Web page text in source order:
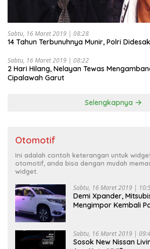
Sabtu, 16 Maret 2019 | 08:28
14 Tahun Terbunuhnya Munir, Polri
Sabtu, 16 Maret 2019 | 08:22
2 Hari Hilang, Nelayan Tewas
Cipalawah Garut
Selengkapnya
Otomotif
Ini adalah contoh keterangan untuk
otomotif, anda bisa dengan mudah
widget.
Sabtu, 16 Maret 2019 |
Demi Xpander,
Mengimpor Kembali
Sabtu, 16 Maret 2019 |
Sosok New Nissan